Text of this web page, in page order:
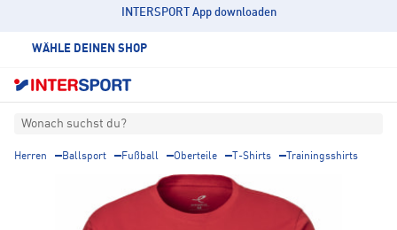
INTERSPORT App downloaden
WÄHLE DEINEN SHOP
Wonach suchst du?
Herren Ballsport Fußball Oberteile T-Shirts Trainingsshirts